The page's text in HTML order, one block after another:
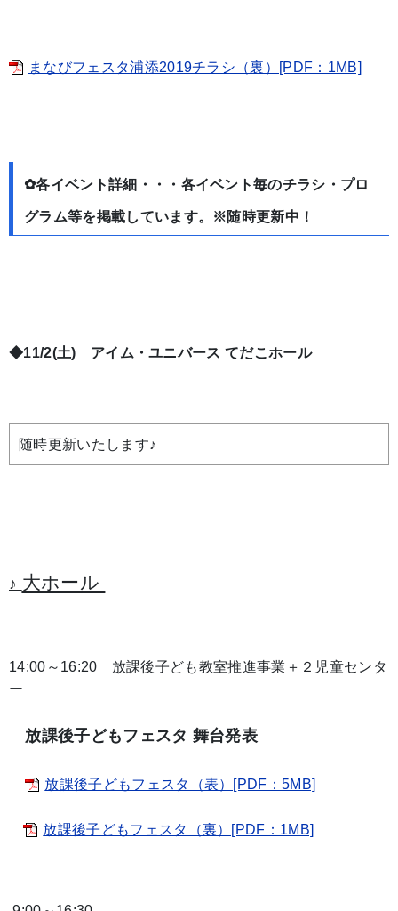
まなびフェスタ浦添2019チラシ（裏）[PDF：1MB]
✿各イベント詳細・・・各イベント毎のチラシ・プロ
グラム等を掲載しています。※随時更新中！
◆11/2(土) アイム・ユニバースてだこホール
随時更新いたします♪
♪ 大ホール
14:00～16:20 放課後子ども教室推進事業＋２児童センタ
ー
放課後子どもフェスタ 舞台発表
放課後子どもフェスタ（表）[PDF：5MB]
放課後子どもフェスタ（裏）[PDF：1MB]